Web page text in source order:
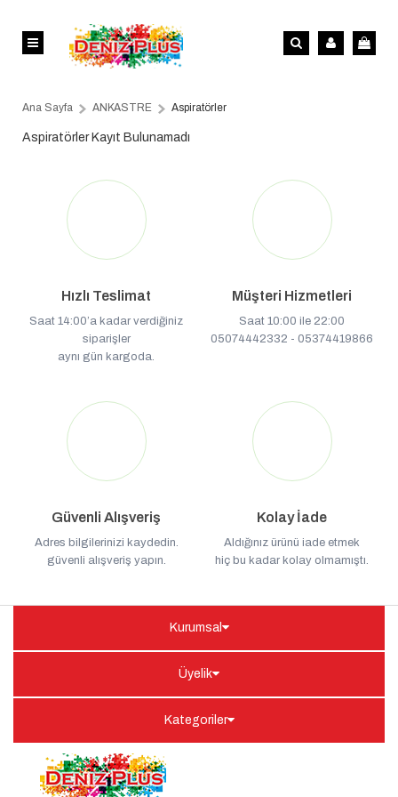
Ana Sayfa ANKASTRE Aspiratörler
Aspiratörler Kayıt Bulunamadı
Hızlı Teslimat
Saat 14:00’a kadar verdiğiniz
siparişler
aynı gün kargoda.
Müşteri Hizmetleri
Saat 10:00 ile 22:00
05074442332 - 05374419866
Güvenli Alışveriş
Adres bilgilerinizi kaydedin.
güvenli alışveriş yapın.
Kolay İade
Aldığınız ürünü iade etmek
hiç bu kadar kolay olmamıştı.
Kurumsal
Üyelik
Kategoriler